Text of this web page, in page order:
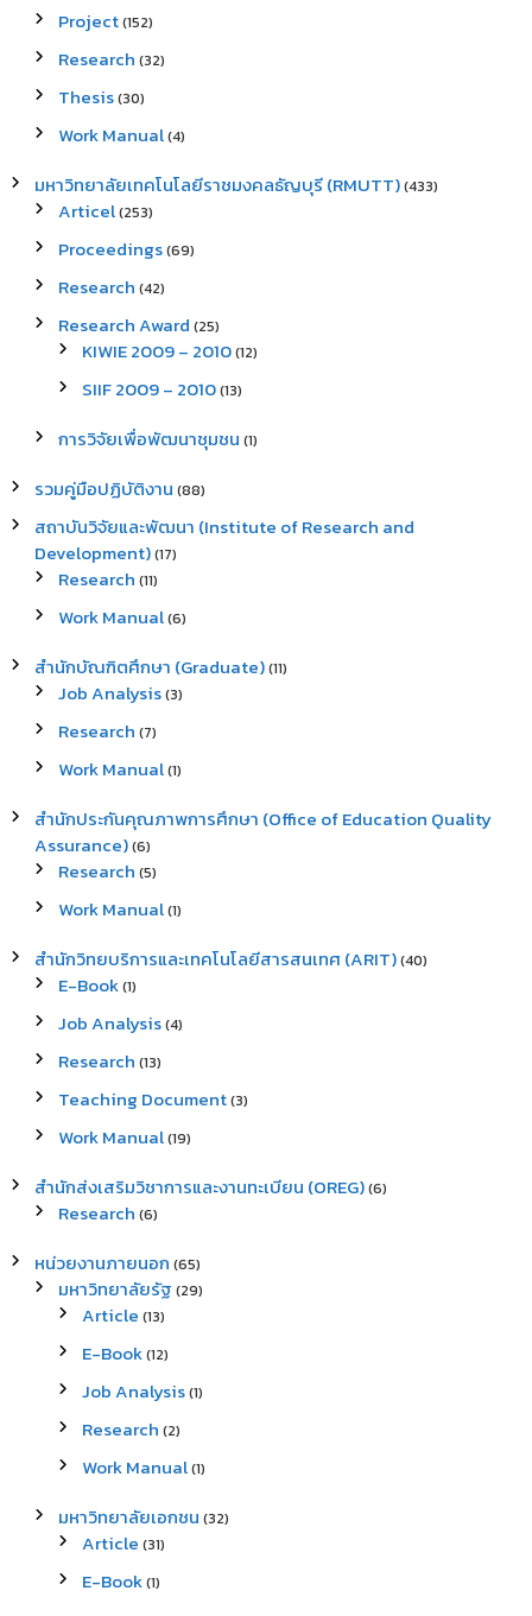
Project(152)
Research (32)
Thesis(30)
Work Manual(4)
มหาวิทยาลัยเทคโนโลยีราชมงคลธัญบุรี (RMUTT)(433)
Articel(253)
Proceedings(69)
Research (42)
Research Award (25)
KIWIE 2009 – 2010(12)
SIIF 2009 – 2010(13)
การวิจัยเพื่อพัฒนาชุมชน (1)
รวมคู่มือปฏิบัติงาน (88)
สถาบันวิจัยและพัฒนา (Institute of Research and
Development)(17)
Research (11)
Work Manual(6)
สำนักบัณฑิตศึกษา (Graduate)(11)
Job Analysis(3)
Research (7)
Work Manual(1)
สำนักประกันคุณภาพการศึกษา (Office of Education Quality
Assurance)(6)
Research (5)
Work Manual(1)
สำนักวิทยบริการและเทคโนโลยีสารสนเทศ (ARIT)(40)
E-Book(1)
Job Analysis(4)
Research (13)
Teaching Document(3)
Work Manual(19)
สำนักส่งเสริมวิชาการและงานทะเบียน (OREG)(6)
Research (6)
หน่วยงานภายนอก (65)
มหาวิทยาลัยรัฐ (29)
Article (13)
E-Book(12)
Job Analysis(1)
Research (2)
Work Manual(1)
มหาวิทยาลัยเอกชน (32)
Article (31)
E-Book(1)